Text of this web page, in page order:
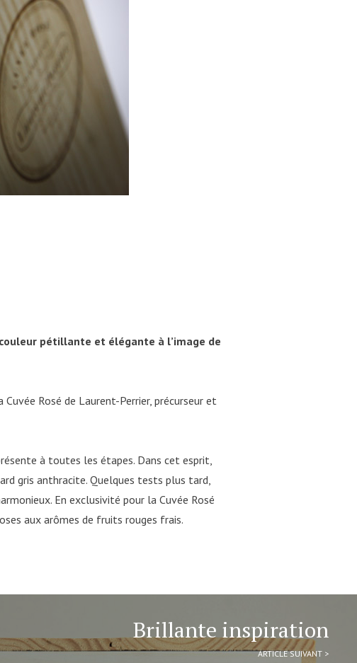
pétillante et élégante à l’image de
Rosé de Laurent-Perrier, précurseur et
à toutes les étapes. Dans cet esprit,
gris anthracite. Quelques tests plus tard,
En exclusivité pour la Cuvée Rosé
aux arômes de fruits rouges frais.
Brillante inspiration
ARTICLE SUIVANT >